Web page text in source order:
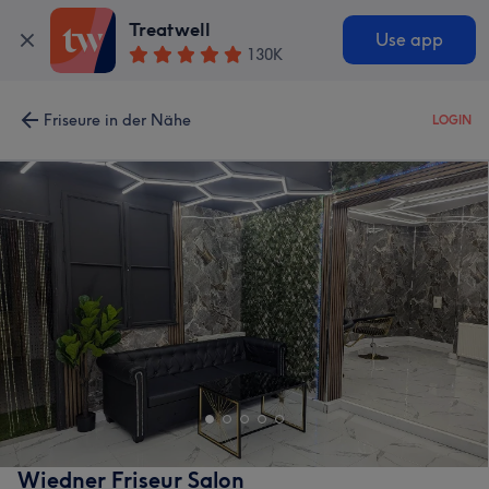
Treatwell
130K
Use app
Friseure in der Nähe LOGIN
Wiedner Friseur Salon